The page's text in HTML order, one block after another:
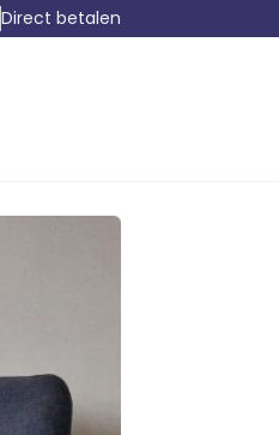
Direct betalen